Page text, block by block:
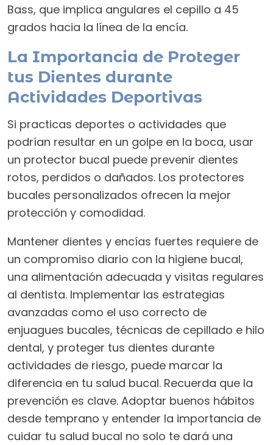
Bass, que implica angulares el cepillo a 45
grados hacia la línea de la encía.
La Importancia de Proteger
tus Dientes durante
Actividades Deportivas
Si practicas deportes o actividades que
podrían resultar en un golpe en la boca, usar
un protector bucal puede prevenir dientes
rotos, perdidos o dañados. Los protectores
bucales personalizados ofrecen la mejor
protección y comodidad.
Mantener dientes y encías fuertes requiere de
un compromiso diario con la higiene bucal,
una alimentación adecuada y visitas regulares
al dentista. Implementar las estrategias
avanzadas como el uso correcto de
enjuagues bucales, técnicas de cepillado e hilo
dental, y proteger tus dientes durante
actividades de riesgo, puede marcar la
diferencia en tu salud bucal. Recuerda que la
prevención es clave. Adoptar buenos hábitos
desde temprano y entender la importancia de
cuidar tu salud bucal no solo te dará una